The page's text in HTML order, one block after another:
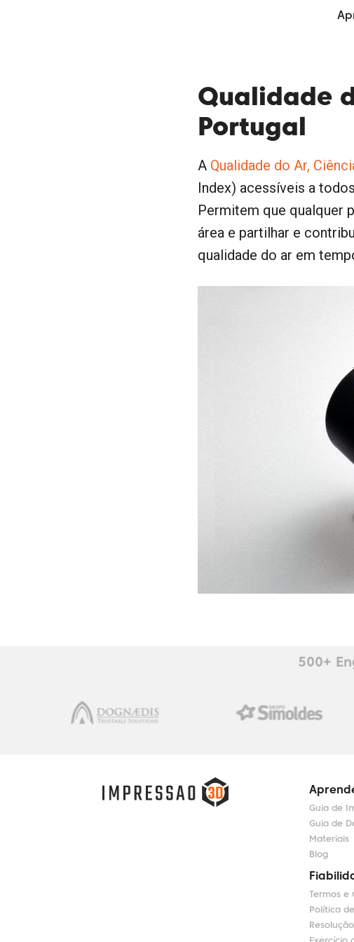
Qualidade
Portugal
A Qualidade do Ar,
Index) acessíveis a
Permitem que qualquer
área e partilhar e
qualidade do ar em
500+
Guia de
Guia de
Materiais
Blog
Termos e
Política